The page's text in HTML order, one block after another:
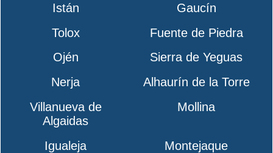
Istán
Gaucín
Tolox
Fuente de Piedra
Ojén
Sierra de Yeguas
Nerja
Alhaurín de la Torre
Villanueva de
Algaidas
Mollina
Igualeja
Montejaque